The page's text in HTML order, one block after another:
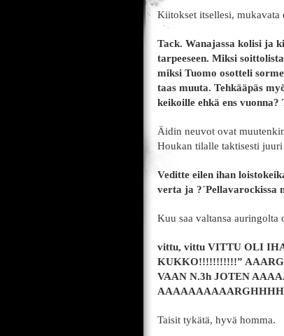
Kiitokset itsellesi, mukavata
Tack. Wanajassa kolisi ja
tarpeeseen. Miksi
miksi Tuomo osotteli
taas muuta. Tehkääpäs
keikoille ehkä ens
Äidin neuvot ovat
Houkan tilalle taktisesti
Veditte eilen ihan
verta ja ?´Pellavarockissa
Kuu saa valtansa auringolta
vittu, vittu VITTU OLI
KUKKO!!!!!!!!!!!”
VAAN N.3h JOTEN
Taisit tykätä, hyvä homma.